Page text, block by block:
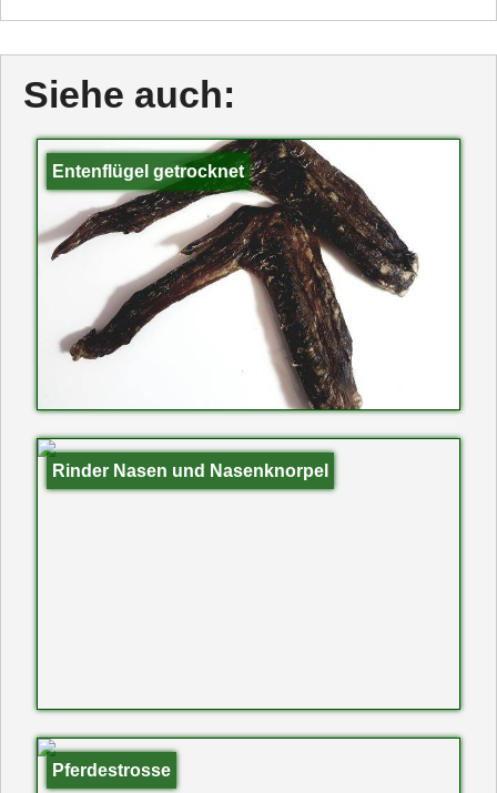
Siehe auch:
Entenflügel getrocknet
Rinder Nasen und Nasenknorpel
Pferdestrosse